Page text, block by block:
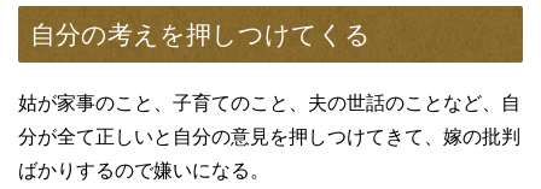
自分の考えを押しつけてくる
姑が家事のこと、子育てのこと、夫の世話のことなど、自
分が全て正しいと自分の意見を押しつけてきて、嫁の批判
ばかりするので嫌いになる。